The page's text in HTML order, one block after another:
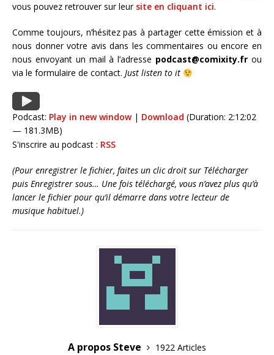
vous pouvez retrouver sur leursite en cliquant ici.
Comme toujours, n’hésitez pas à partager cette émission et à
nous donner votre avis dans les commentaires ou encore en
nous envoyant un mail à l’adresse podcast@comixity.fr ou
via le formulaire de contact. Just listen to it
Podcast: Play in new window| Download (Duration: 2:12:02
— 181.3MB)
S'inscrire au podcast : RSS
(Pour enregistrer le fichier, faites un clic droit sur Télécharger
puis Enregistrer sous… Une fois téléchargé, vous n’avez plus qu’à
lancer le fichier pour qu’il démarre dans votre lecteur de
musique habituel.)
A propos Steve
1922 Articles